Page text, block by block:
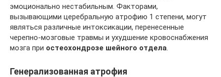
эмоционально нестабильным. Факторами,
вызывающими церебральную атрофию 1 степени, могут
являться различные интоксикации, перенесенные
черепно-мозговые травмы и ухудшение кровоснабжения
мозга при остеохондрозе шейного отдела.
Генерализованная атрофия